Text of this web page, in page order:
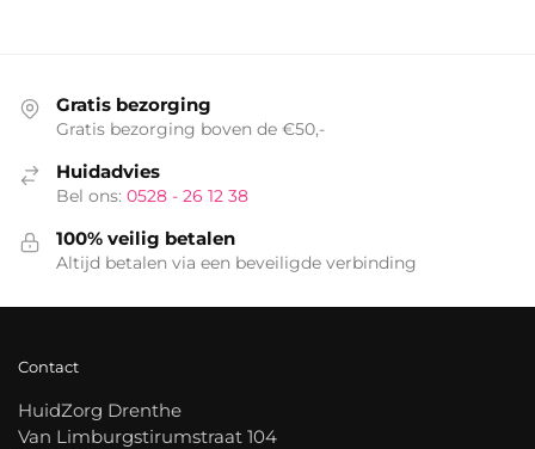
Gratis bezorging
Gratis bezorging boven de €50,-
Huidadvies
Bel ons: 0528 - 26 12 38
100% veilig betalen
Altijd betalen via een beveiligde verbinding
Contact
HuidZorg Drenthe
Van Limburgstirumstraat 104